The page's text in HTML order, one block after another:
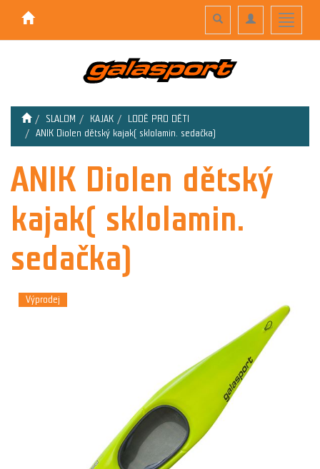
Toggle
Toggle
navigation
Toggle
search
SLALOM KAJAK
LODĚ PRO DĚTI
ANIK Diolen dětský kajak( sklolamin. sedačka)
ANIK Diolen dětský
kajak( sklolamin.
sedačka)
Výprodej